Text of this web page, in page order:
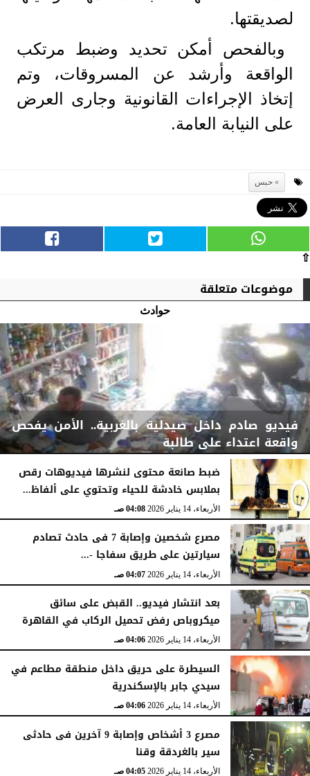
لصديقتها.
وبالفحص أمكن تحديد وضبط مرتكب
الواقعة وأرشد عن المسروقات، وتم
إتخاذ الإجراءات القانونية وجارى العرض
على النيابة العامة.
حبس
⇧
موضوعات متعلقة
حوادث
فيديو صادم داخل صيدلية بالغربية.. الأمن يفحص
واقعة اعتداء على طالبة
الأربعاء، 14 يناير 2026 04:08 صـ
ضبط صانعة محتوى لنشرها فيديوهات رقص
بملابس خادشة للحياء وتحتوي على ألفاظ...
الأربعاء، 14 يناير 2026 04:08 صـ
مصرع شخصين وإصابة 7 فى حادث تصادم
سيارتين على طريق سفاجا -...
الأربعاء، 14 يناير 2026 04:07 صـ
بعد انتشار فيديو.. القبض على سائق
ميكروباص رفض تحميل الركاب في القاهرة
الأربعاء، 14 يناير 2026 04:06 صـ
السيطرة على حريق داخل منطقة مطاعم في
سيدي جابر بالإسكندرية
الأربعاء، 14 يناير 2026 04:06 صـ
مصرع 3 أشخاص وإصابة 9 آخرين فى حادثى
سير بالغردقة وقنا
الأربعاء، 14 يناير 2026 04:05 صـ